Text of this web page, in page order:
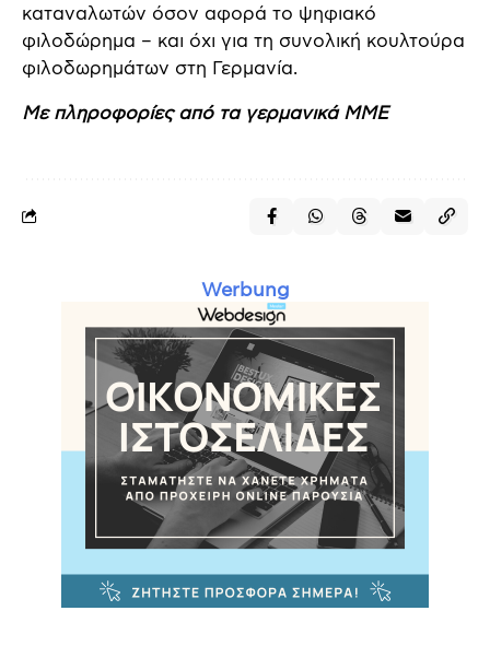
καταναλωτών όσον αφορά το ψηφιακό
φιλοδώρημα – και όχι για τη συνολική κουλτούρα
φιλοδωρημάτων στη Γερμανία.
Με πληροφορίες από τα γερμανικά ΜΜΕ
Werbung